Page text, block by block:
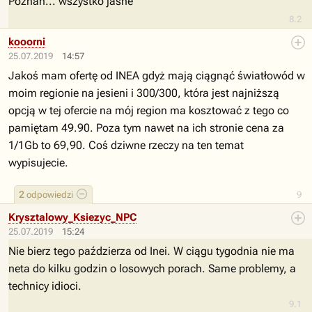
8.2
25.07.2019 14:57
9
2 odpowiedzi
kooorni
Jakoś mam ofertę od INEA gdyż mają ciągnąć światłowód w
moim regionie na jesieni i 300/300, która jest najniższą
opcją w tej ofercie na mój region ma kosztować z tego co
pamiętam 49.90. Poza tym nawet na ich stronie cena za
1/1Gb to 69,90. Coś dziwne rzeczy na ten temat
wypisujecie.
25.07.2019 15:24
9.1
Krysztalowy_Ksiezyc_NPC
Nie bierz tego paździerza od Inei. W ciągu tygodnia nie ma
neta do kilku godzin o losowych porach. Same problemy, a
technicy idioci.